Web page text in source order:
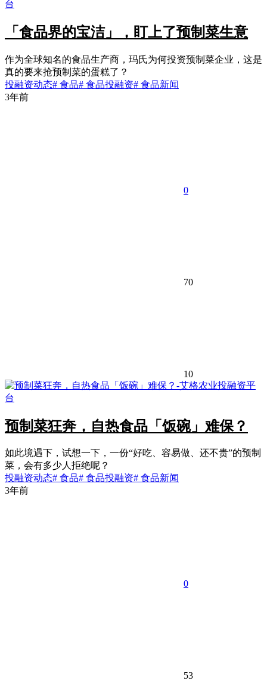
「食品界的宝洁」，盯上了预制菜生意
作为全球知名的食品生产商，玛氏为何投资预制菜企业，这是
真的要来抢预制菜的蛋糕了？
投融资动态# 食品# 食品投融资# 食品新闻
3年前
0
70
10
预制菜狂奔，自热食品「饭碗」难保？
如此境遇下，试想一下，一份“好吃、容易做、还不贵”的预制
菜，会有多少人拒绝呢？
投融资动态# 食品# 食品投融资# 食品新闻
3年前
0
53